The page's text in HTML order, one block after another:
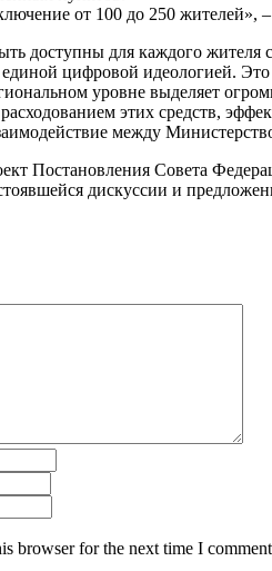
от 100 до 250 жителей»,
доступны для каждого жителя
цифровой идеологией.
уровне выделяет
этих средств,
между
Постановления Совета
дискуссии и
browser for the next time I